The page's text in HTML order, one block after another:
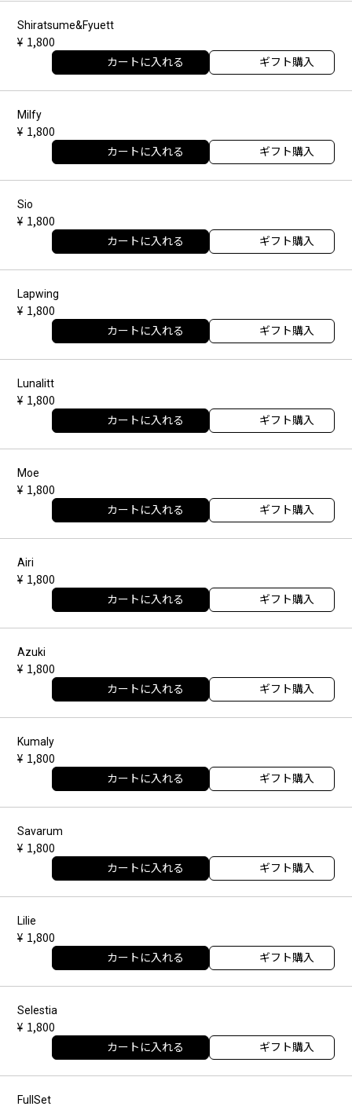
Shiratsume&Fyuett
1,800
カートに入れる ギフト購入
Milfy
1,800
カートに入れる ギフト購入
Sio
1,800
カートに入れる ギフト購入
Lapwing
1,800
カートに入れる ギフト購入
Lunalitt
1,800
カートに入れる ギフト購入
Moe
1,800
カートに入れる ギフト購入
Airi
1,800
カートに入れる ギフト購入
Azuki
1,800
カートに入れる ギフト購入
Kumaly
1,800
カートに入れる ギフト購入
Savarum
1,800
カートに入れる ギフト購入
Lilie
1,800
カートに入れる ギフト購入
Selestia
1,800
カートに入れる ギフト購入
FullSet